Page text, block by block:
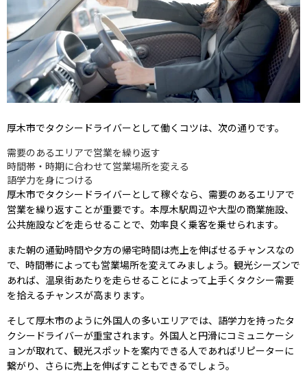
厚木市でタクシードライバーとして働くコツは、次の通りです。
需要のあるエリアで営業を繰り返す
時間帯・時期に合わせて営業場所を変える
語学力を身につける
厚木市でタクシードライバーとして稼ぐなら、需要のあるエリアで
営業を繰り返すことが重要です。本厚木駅周辺や大型の商業施設、
公共施設などを走らせることで、効率良く乗客を乗せられます。
また朝の通勤時間や夕方の帰宅時間は売上を伸ばせるチャンスなの
で、時間帯によっても営業場所を変えてみましょう。観光シーズンで
あれば、温泉街あたりを走らせることによって上手くタクシー需要
を拾えるチャンスが高まります。
そして厚木市のように外国人の多いエリアでは、語学力を持ったタ
クシードライバーが重宝されます。外国人と円滑にコミュニケーシ
ョンが取れて、観光スポットを案内できる人であればリピーターに
繋がり、さらに売上を伸ばすこともできるでしょう。